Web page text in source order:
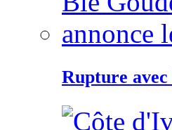
Rupture avec